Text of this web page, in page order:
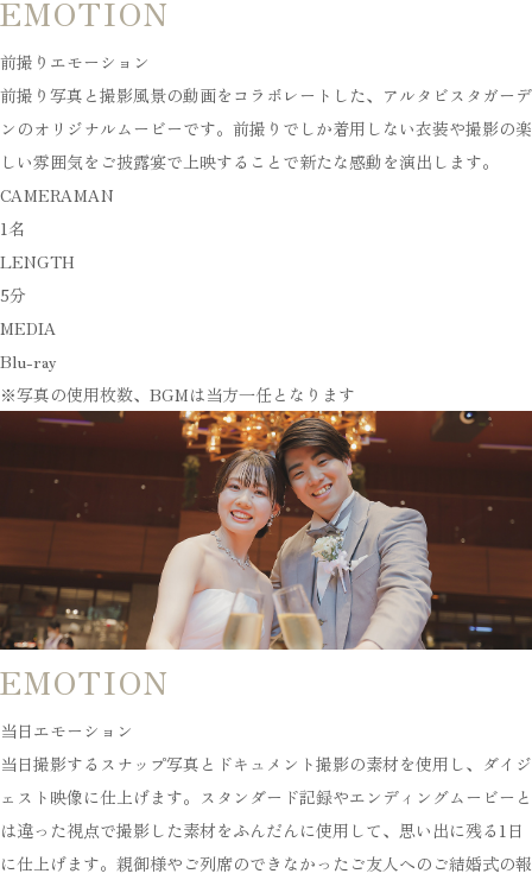
EMOTION
前撮りエモーション
前撮り写真と撮影風景の動画をコラボレートした、アルタビスタガーデ
ンのオリジナルムービーです。前撮りでしか着用しない衣装や撮影の楽
しい雰囲気をご披露宴で上映することで新たな感動を演出します。
CAMERAMAN
1名
LENGTH
5分
MEDIA
Blu-ray
※写真の使用枚数、BGMは当方一任となります
EMOTION
当日エモーション
当日撮影するスナップ写真とドキュメント撮影の素材を使用し、ダイジ
ェスト映像に仕上げます。スタンダード記録やエンディングムービーと
は違った視点で撮影した素材をふんだんに使用して、思い出に残る1日
に仕上げます。親御様やご列席のできなかったご友人へのご結婚式の報